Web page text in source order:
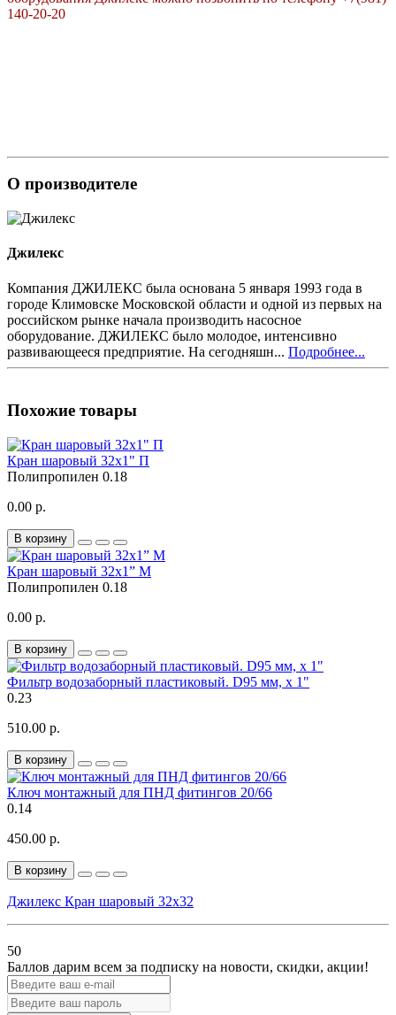
140-20-20
О производителе
Джилекс
Компания ДЖИЛЕКС была основана 5 января 1993 года в
городе Климовске Московской области и одной из первых на
российском рынке начала производить насосное
оборудование. ДЖИЛЕКС было молодое, интенсивно
развивающееся предприятие. На сегодняшн... Подробнее...
Похожие товары
Кран шаровый 32x1" П
Полипропилен 0.18
0.00 р.
В корзину
Кран шаровый 32x1” М
Полипропилен 0.18
0.00 р.
В корзину
Фильтр водозаборный пластиковый. D95 мм, х 1"
0.23
510.00 р.
В корзину
Ключ монтажный для ПНД фитингов 20/66
0.14
450.00 р.
В корзину
Джилекс Кран шаровый 32х32
50
Баллов дарим всем за подписку на новости, скидки, акции!